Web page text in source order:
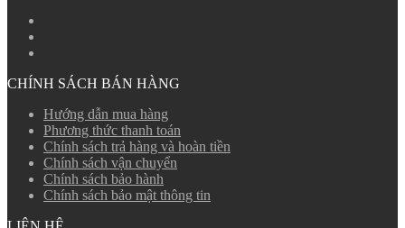
CHÍNH SÁCH BÁN HÀNG
Hướng dẫn mua hàng
Phương thức thanh toán
Chính sách trả hàng và hoàn tiền
Chính sách vận chuyển
Chính sách bảo hành
Chính sách bảo mật thông tin